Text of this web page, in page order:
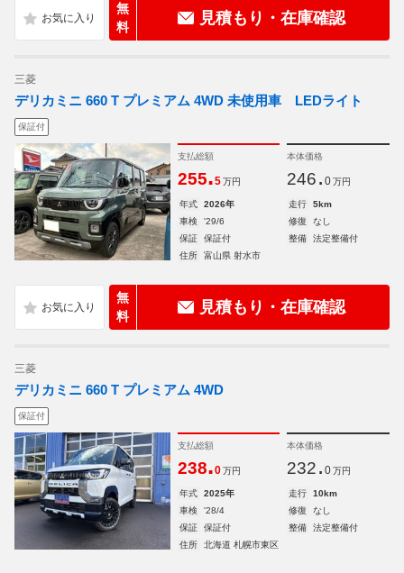
無
料
見積もり・在庫確認
三菱
デリカミニ 660 T プレミアム 4WD 未使用車 LEDライト
保証付
支払総額
255.5 万円
本体価格
246. 0 万円
年式 2026年 走行
5km
車検
'29/6 修復
なし
保証
保証付 整備
法定整備付
住所
富山県 射水市
無
料
見積もり・在庫確認
三菱
デリカミニ 660 T プレミアム 4WD
保証付
支払総額
238.0 万円
本体価格
232. 0 万円
年式 2025年 走行
10km
車検
'28/4 修復
なし
保証
保証付 整備
法定整備付
住所
北海道 札幌市東区